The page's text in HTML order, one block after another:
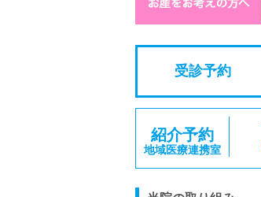
受診予約
紹介予約
地域医療連携室